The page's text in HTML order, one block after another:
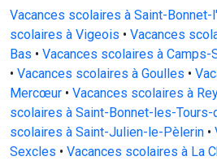
Vacances scolaires à Saint-Bonnet-
scolaires à Vigeois • Vacances
Bas • Vacances scolaires à
• Vacances scolaires à Goulles •
Mercœur • Vacances scolaires à
scolaires à Saint-Bonnet-les-
scolaires à Saint-Julien-le-Pèlerin •
Sexcles • Vacances scolaires à La